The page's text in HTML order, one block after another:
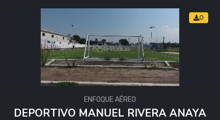
0
ENFOQUE AÉREO
DEPORTIVO MANUEL RIVERA ANAYA